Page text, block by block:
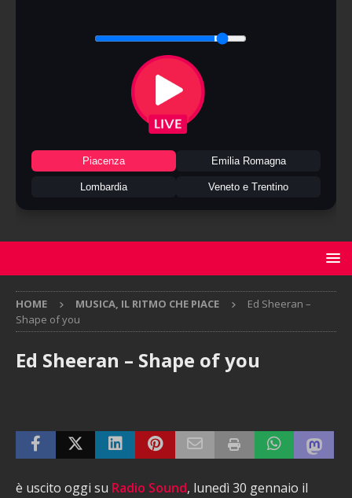
Piacenza Emilia Romagna
Lombardia Veneto e Trentino
HOME MUSICA, IL RITMO CHE PIACE
Ed Sheeran –
Shape of you
Ed Sheeran – Shape of you
è uscito oggi su Radio Sound, lunedì 30 gennaio il